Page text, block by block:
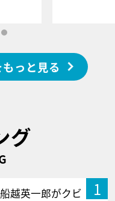
っと見る
グ
1
越英一郎がクビ